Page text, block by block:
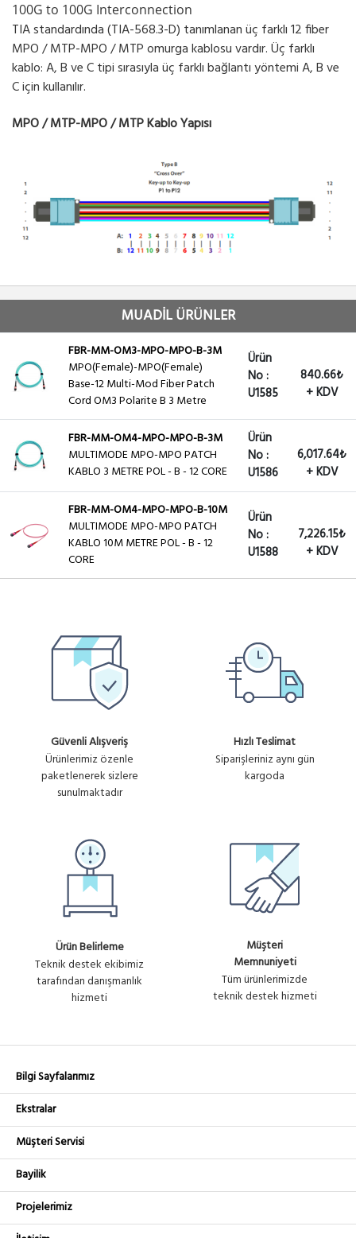
100G to 100G Interconnection
TIA standardında (TIA-568.3-D) tanımlanan üç farklı 12 fiber
MPO / MTP-MPO / MTP omurga kablosu vardır. Üç farklı
kablo: A, B ve C tipi sırasıyla üç farklı bağlantı yöntemi A, B ve
C için kullanılır.
MPO / MTP-MPO / MTP Kablo Yapısı
MUADİL ÜRÜNLER
FBR-MM-OM3-MPO-MPO-B-3M
MPO(Female)-MPO(Female)
Base-12 Multi-Mod Fiber Patch
Cord OM3 Polarite B 3 Metre
Ürün
No :
U1585
840.66₺
+ KDV
FBR-MM-OM4-MPO-MPO-B-3M
MULTIMODE MPO-MPO PATCH
KABLO 3 METRE POL - B - 12 CORE
Ürün
No :
U1586
6,017.64₺
+ KDV
FBR-MM-OM4-MPO-MPO-B-10M
MULTIMODE MPO-MPO PATCH
KABLO 10M METRE POL - B - 12
CORE
Ürün
No :
U1588
7,226.15₺
+ KDV
Güvenli Alışveriş
Ürünlerimiz özenle
paketlenerek sizlere
sunulmaktadır
Hızlı Teslimat
Siparişleriniz aynı gün
kargoda
Ürün Belirleme
Teknik destek ekibimiz
tarafından danışmanlık
hizmeti
Müşteri
Memnuniyeti
Tüm ürünlerimizde
teknik destek hizmeti
Bilgi Sayfalarımız
Ekstralar
Müşteri Servisi
Bayilik
Projelerimiz